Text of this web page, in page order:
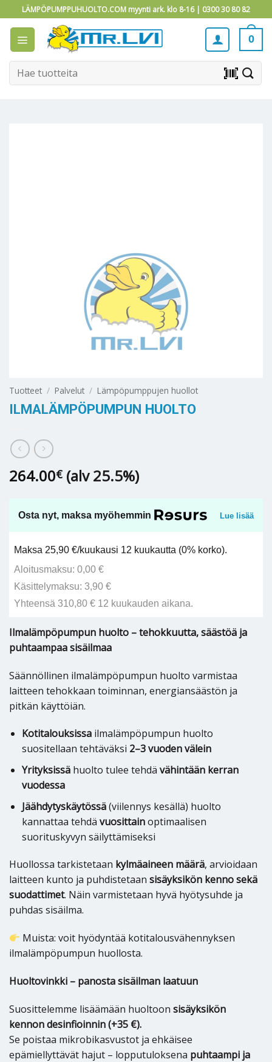
to
content
LÄMPÖPUMPPUHUOLTO.COM myynti ark. klo 8-16 | 0300 30 80 82
0
Etsi: barcode_scanner
Tuotteet / Palvelut / Lämpöpumppujen huollot
ILMALÄMPÖPUMPUN HUOLTO
264.00€ (alv 25.5%)
Osta nyt, maksa myöhemmin Lue lisää
Maksa 25,90 €/kuukausi 12 kuukautta (0% korko).
Aloitusmaksu: 0,00 €
Käsittelymaksu: 3,90 €
Yhteensä 310,80 € 12 kuukauden aikana.
Ilmalämpöpumpun huolto – tehokkuutta, säästöä ja
puhtaampaa sisäilmaa
Säännöllinen ilmalämpöpumpun huolto varmistaa
laitteen tehokkaan toiminnan, energiansäästön ja
pitkän käyttöiän.
Kotitalouksissailmalämpöpumpun huolto
suositellaan tehtäväksi 2–3 vuoden välein
Yrityksissähuolto tulee tehdä vähintään kerran
vuodessa
Jäähdytyskäytössä(viilennys kesällä) huolto
kannattaa tehdä vuosittainoptimaalisen
suorituskyvyn säilyttämiseksi
Huollossa tarkistetaan kylmäaineen määrä, arvioidaan
laitteen kunto ja puhdistetaan sisäyksikön kenno sekä
suodattimet. Näin varmistetaan hyvä hyötysuhde ja
puhdas sisäilma.
Muista: voit hyödyntää kotitalousvähennyksen
ilmalämpöpumpun huollosta.
Huoltovinkki – panosta sisäilman laatuun
Suosittelemme lisäämään huoltoon sisäyksikön
kennon desinfioinnin (+35 €).
Se poistaa mikrobikasvustot ja ehkäisee
epämiellyttävät hajut – lopputuloksena puhtaampi ja